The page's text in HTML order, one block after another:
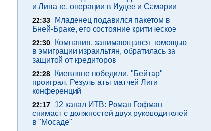
и Ливане, операции в Иудее и Самарии
22:33
Младенец подавился пакетом в
Бней-Браке, его состояние критическое
22:30
Компания, занимающаяся помощью
в эмиграции израильтян, обратилась за
защитой от кредиторов
22:28
Киевляне победили. "Бейтар"
проиграл. Результаты матчей Лиги
конференций
22:17
12 канал ИТВ: Роман Гофман
снимает с должностей двух руководителей
в "Мосаде"